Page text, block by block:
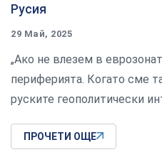
Русия
29 Май, 2025
„Ако не влезем в
периферията. Когато сме
руските геополитически
ПРОЧЕТИ ОЩЕ